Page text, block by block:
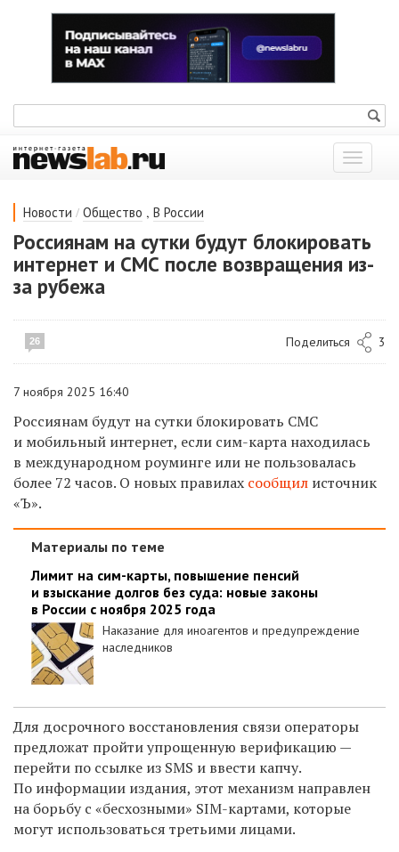
Показать
меню
Новости / Общество , В России
Россиянам на сутки будут блокировать
интернет и СМС после возвращения из-
за рубежа
26 Поделиться 3
7 ноября 2025 16:40
Россиянам будут на сутки блокировать СМС
и мобильный интернет, если сим-карта находилась
в международном роуминге или не пользовалась
более 72 часов. О новых правилах сообщил источник
«Ъ».
Материалы по теме
Лимит на сим-карты, повышение пенсий
и взыскание долгов без суда: новые законы
в России с ноября 2025 года
Наказание для иноагентов и предупреждение
наследников
Для досрочного восстановления связи операторы
предложат пройти упрощенную верификацию —
перейти по ссылке из SMS и ввести капчу.
По информации издания, этот механизм направлен
на борьбу с «бесхозными» SIM-картами, которые
могут использоваться третьими лицами.